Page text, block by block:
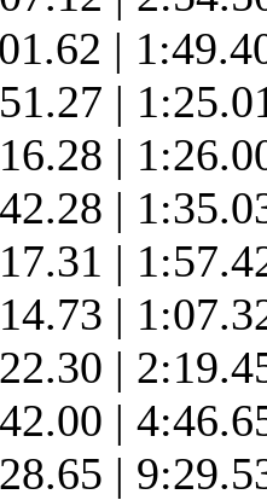
|
|
|
|
|
|
|
|
|